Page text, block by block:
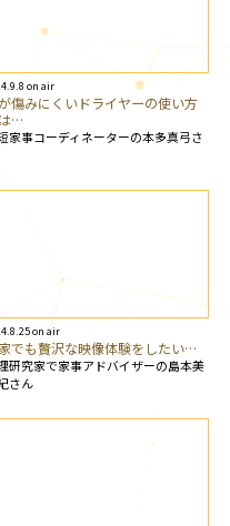
on air
傷みにくいドライヤーの使い方
…
家事コーディネーターの本多真弓さ
on air
でも贅沢な映像体験をしたい…
研究家で家事アドバイザーの島本美
さん